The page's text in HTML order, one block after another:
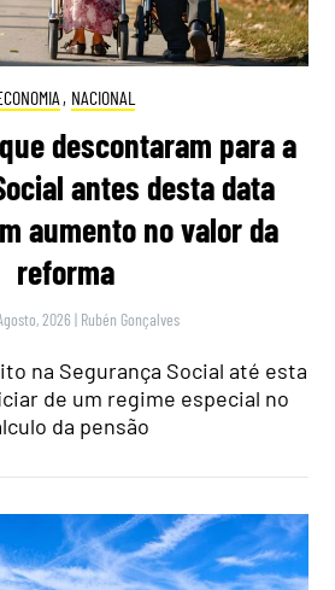
, NACIONAL
descontaram para a
antes desta data
aumento no valor da
reforma
2026 | Rubén Gonçalves
na Segurança Social até esta
de um regime especial no
da pensão